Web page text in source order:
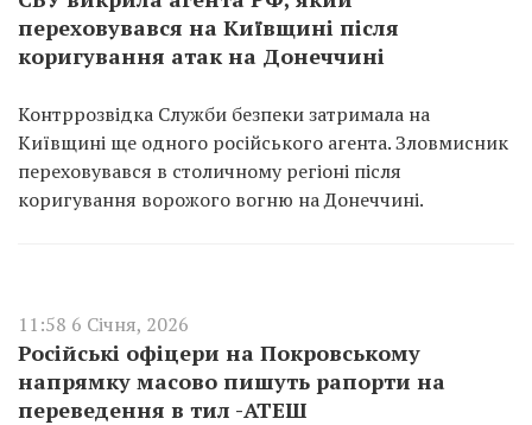
переховувався на Київщині після
коригування атак на Донеччині
Контррозвідка Служби безпеки затримала на
Київщині ще одного російського агента. Зловмисник
переховувався в столичному регіоні після
коригування ворожого вогню на Донеччині.
11:58 6 Січня, 2026
Російські офіцери на Покровському
напрямку масово пишуть рапорти на
переведення в тил -АТЕШ